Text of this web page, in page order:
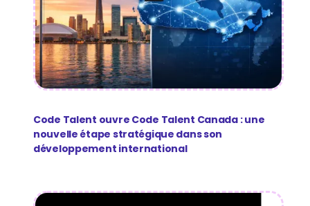
Code Talent ouvre Code Talent Canada : une
nouvelle étape stratégique dans son
développement international